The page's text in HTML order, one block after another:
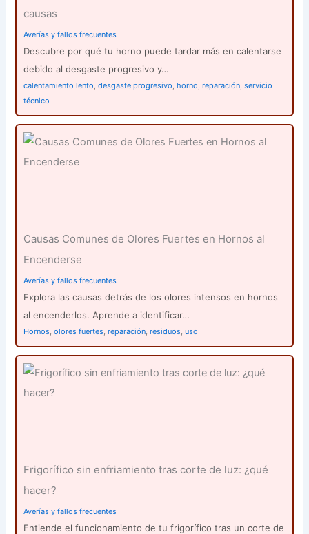
causas
Averías y fallos frecuentes
Descubre por qué tu horno puede tardar más en calentarse
debido al desgaste progresivo y…
calentamiento lento ,desgaste progresivo ,horno ,reparación ,servicio
técnico
Causas Comunes de Olores Fuertes en Hornos al
Encenderse
Averías y fallos frecuentes
Explora las causas detrás de los olores intensos en hornos
al encenderlos. Aprende a identificar…
Hornos ,olores fuertes ,reparación ,residuos ,uso
Frigorífico sin enfriamiento tras corte de luz: ¿qué
hacer?
Averías y fallos frecuentes
Entiende el funcionamiento de tu frigorífico tras un corte de